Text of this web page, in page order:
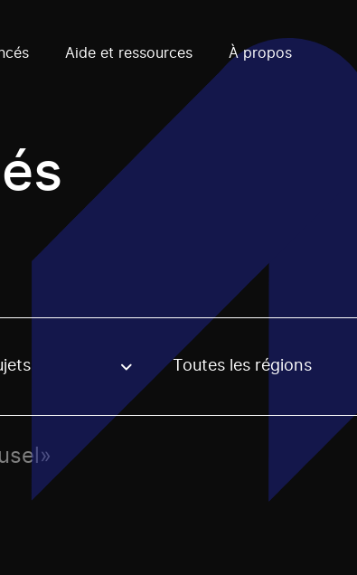
Aide et ressources À propos
regon. The filter will be applied when selecting
Toutes les régions